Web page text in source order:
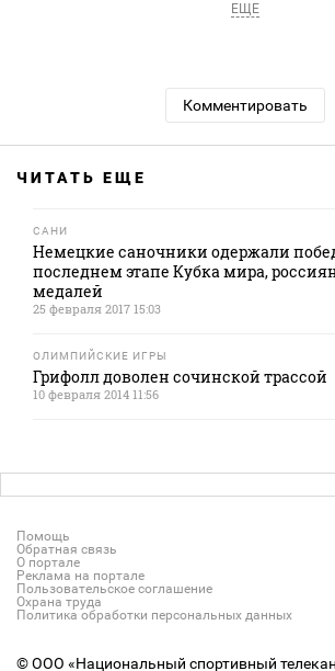
ЕЩЕ
Комментировать
ЧИТАТЬ ЕЩЕ
САНИ
Немецкие саночники одержали
последнем этапе Кубка мира,
медалей
25 февраля 2017 15:03
ОЛИМПИЙСКИЕ ИГРЫ
Грифолл доволен сочинской трассой
10 февраля 2014 11:56
Помощь
Обратная связь
О портале
Реклама на портале
Пользовательское соглашение
Охрана труда
Политика обработки персональных данных
© ООО «Национальный спортивный